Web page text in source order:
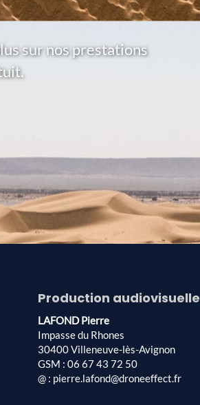
sur nos prestations
Production audiovisuelle
LAFOND Pierre
Impasse du Rhones
30400 Villeneuve-lès-Avignon
GSM : 06 67 43 72 50
@ : pierre.lafond@droneeffect.fr